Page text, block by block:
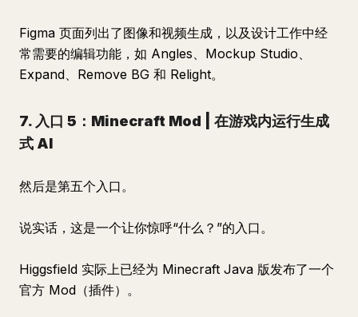
Figma 页面列出了图像和视频生成，以及设计工作中经
常需要的编辑功能，如 Angles、Mockup Studio、
Expand、Remove BG 和 Relight。
7. 入口 5：Minecraft Mod | 在游戏内运行生成
式 AI
然后是第五个入口。
说实话，这是一个让你惊呼“什么？”的入口。
Higgsfield 实际上已经为 Minecraft Java 版发布了一个
官方 Mod（插件）。